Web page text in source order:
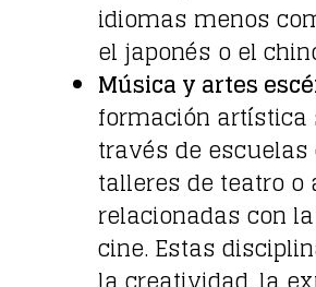
idiomas menos
el japonés o el
Música y artes
formación
través de
talleres de teatro o
relacionadas con
cine. Estas